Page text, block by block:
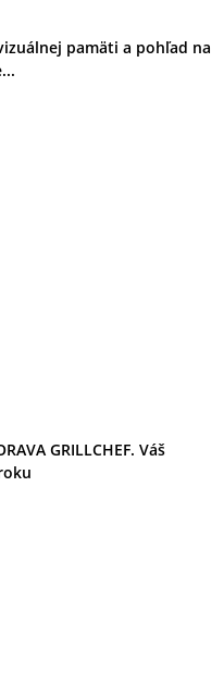
pamäti a pohľad na
GRILLCHEF. Váš